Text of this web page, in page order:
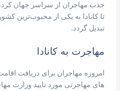
جذب مهاجران از سراسر جهان
تا کانادا به یکی از محبوب‌ترین
تبدیل گردد.
مهاجرت به کانادا
امروزه مهاجران برای دریافت
های مهاجرتی مورد تایید وزارت